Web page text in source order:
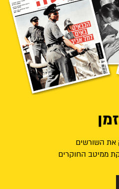
את השורשים
ממיטב החוקרים